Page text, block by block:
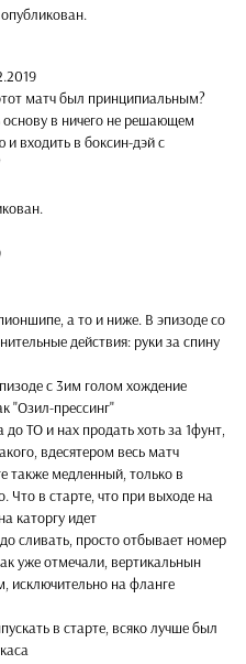
матч был принципиальным?
в ничего не решающем
и входить в боксин-дэй с
а то и ниже. В эпизоде со
действия: руки за спину
с 3им голом хождение
"Озил-прессинг"
ТО и нах продать хоть за 1фунт,
вдесятером весь матч
также медленный, только в
Что в старте, что при выходе на
каторгу идет
сливать, просто отбывает номер
уже отмечали, вертикальнын
исключительно на фланге
в старте, всяко лучше был